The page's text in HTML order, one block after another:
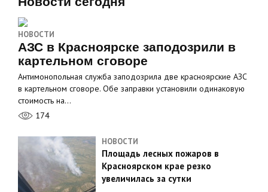
НОВОСТИ
АЗС в Красноярске заподозрили в
картельном сговоре
Антимонопольная служба заподозрила две красноярские АЗС
в картельном сговоре. Обе заправки установили одинаковую
стоимость на…
174
НОВОСТИ
Площадь лесных пожаров в
Красноярском крае резко
увеличилась за сутки